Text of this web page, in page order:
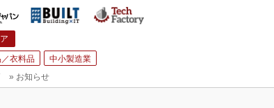
衣料品
中小製造業
» お知らせ